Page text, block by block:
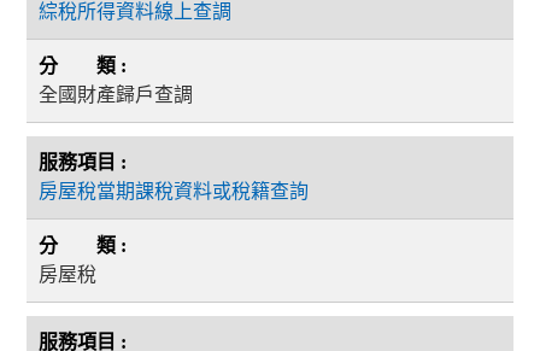
綜稅所得資料線上查調
全國財產歸戶查調
房屋稅當期課稅資料或稅籍查詢
房屋稅